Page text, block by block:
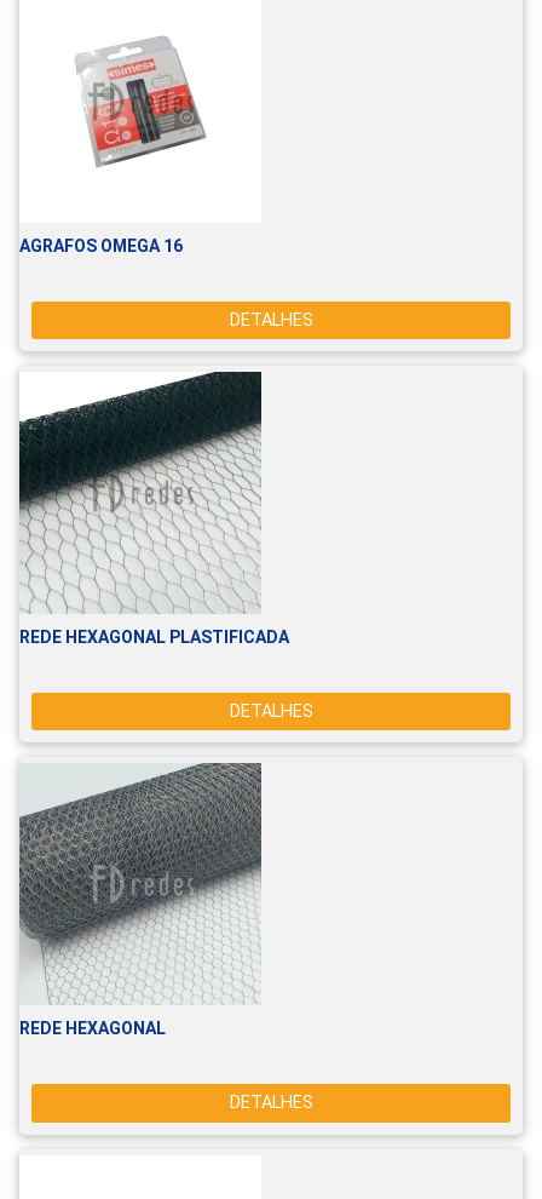
AGRAFOS OMEGA 16
DETALHES
REDE HEXAGONAL PLASTIFICADA
DETALHES
REDE HEXAGONAL
DETALHES